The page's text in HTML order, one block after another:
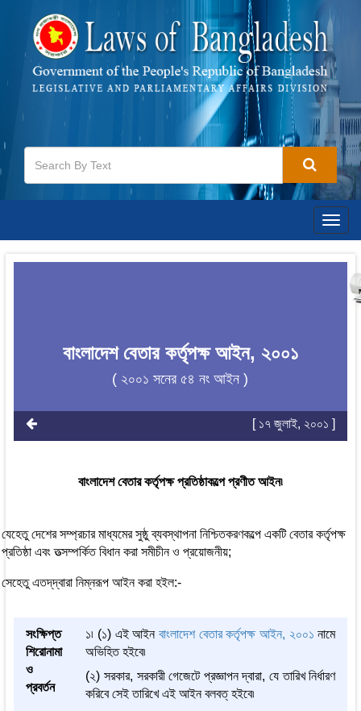
বাংলাদেশ বেতার কর্তৃপক্ষ আইন, ২০০১
( ২০০১ সনের ৫৪ নং আইন )
[ ১৭ জুলাই, ২০০১ ]
বাংলাদেশ বেতার কর্তৃপক্ষ প্রতিষ্ঠাকল্পে প্রণীত আইন৷
যেহেতু দেশের সম্প্রচার মাধ্যমের সুষ্ঠু ব্যবস্থাপনা নিশ্চিতকরণকল্পে একটি বেতার কর্তৃপক্ষ
প্রতিষ্ঠা এবং তত্সম্পর্কিত বিধান করা সমীচীন ও প্রয়োজনীয়;
সেহেতু এতদ্‌দ্বারা নিম্নরূপ আইন করা হইল:-
সংক্ষিপ্ত
শিরোনামা
ও
প্রবর্তন
১৷ (১) এই আইন বাংলাদেশ বেতার কর্তৃপক্ষ আইন, ২০০১ নামে
অভিহিত হইবে৷
(২) সরকার, সরকারী গেজেটে প্রজ্ঞাপন দ্বারা, যে তারিখ নির্ধারণ
করিবে সেই তারিখে এই আইন বলবত্ হইবে৷